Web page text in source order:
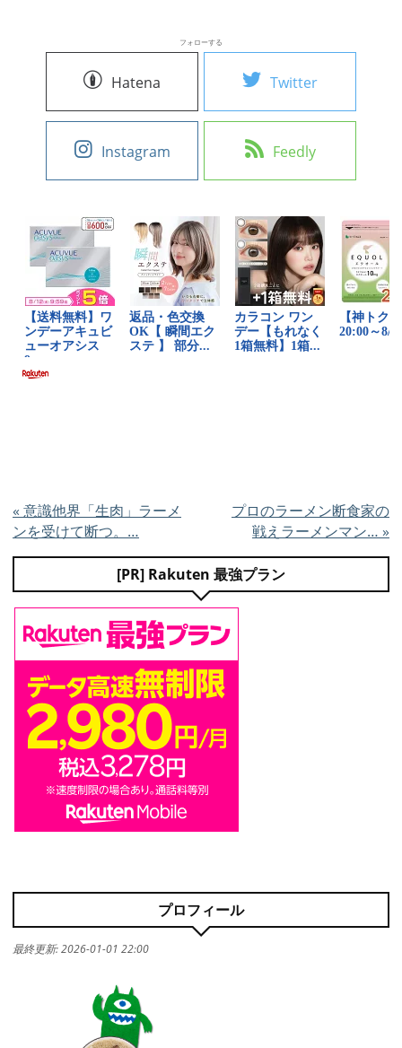
フォローする
Hatena Twitter
Instagram Feedly
« 意識他界「生肉」ラーメ
ンを受けて断つ。…
プロのラーメン断食家の
戦えラーメンマン… »
[PR] Rakuten 最強プラン
プロフィール
最終更新:2026-01-01 22:00